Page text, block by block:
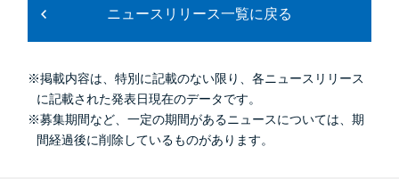
ニュースリリース一覧に戻る
※掲載内容は、特別に記載のない限り、各ニュースリリース
に記載された発表日現在のデータです。
※募集期間など、一定の期間があるニュースについては、期
間経過後に削除しているものがあります。